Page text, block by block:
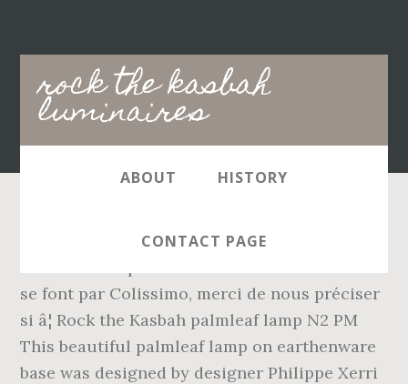
rock the kasbah
luminaires
Main
navigation
ABOUT HISTORY
CONTACT PAGE
Directed by Barry Levinson. 18 nov. 2017 -
se font par Colissimo, merci de nous préciser
si â¦ Rock the Kasbah palmleaf lamp N2 PM
This beautiful palmleaf lamp on earthenware
base was designed by designer Philippe Xerri